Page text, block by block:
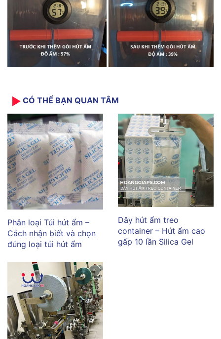
CÓ THỂ BẠN QUAN TÂM
Phân loại Túi hút ẩm –
Cách nhận biết và chọn
đúng loại túi hút ẩm
Dây hút ẩm treo
container – Hút ẩm cao
gấp 10 lần Silica Gel